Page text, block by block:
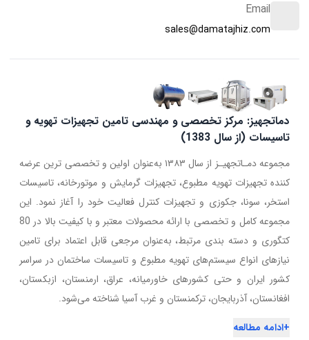
Email
sales@damatajhiz.com
دماتجهیز: مرکز تخصصی و مهندسی تامین تجهیزات تهویه و
تاسیسات (از سال 1383)
مجموعه دمـاتجهیـز از سال ۱۳۸۳ به‌عنوان اولین و تخصصی ترین عرضه
کننده تجهیزات تهویه مطبوع، تجهیزات گرمایش و موتورخانه، تاسیسات
استخر، سونا، جکوزی و تجهیزات کنترل فعالیت خود را آغاز نمود. این
مجموعه کامل و تخصصی با ارائه محصولات معتبر و با کیفیت بالا در 80
کتگوری و دسته بندی مرتبط، به‌عنوان مرجعی قابل اعتماد برای تامین
نیازهای انواع سیستم‌های تهویه مطبوع و تاسیسات ساختمان در سراسر
کشور ایران و حتی کشورهای خاورمیانه، عراق، ارمنستان، ازبکستان،
افغانستان، آذربایجان، ترکمنستان و غرب آسیا شناخته می‌شود.
+ادامه مطالعه